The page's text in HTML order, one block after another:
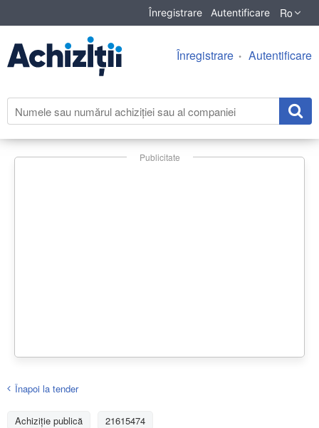
Înregistrare Autentificare Ro
Înregistrare Autentificare
Publicitate
Înapoi la tender
Achiziţie publică 21615474